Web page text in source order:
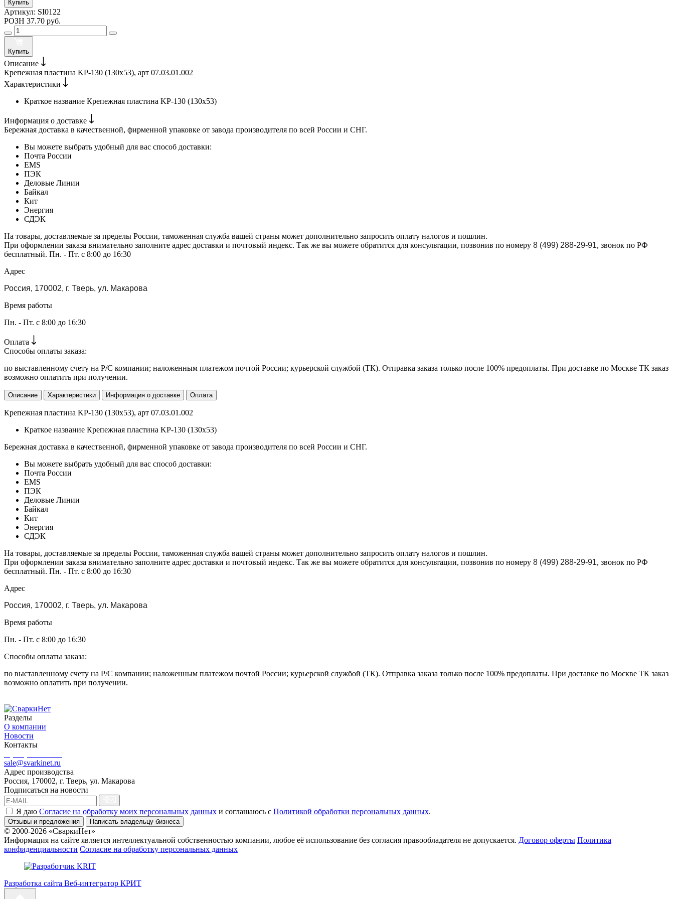
Купить
Артикул: SI0122
РОЗН 37.70 руб.
Купить
Описание
Крепежная пластина KP-130 (130х53), арт 07.03.01.002
Характеристики
Краткое название Крепежная пластина KP-130 (130х53)
Информация о доставке
Бережная доставка в качественной, фирменной упаковке от завода производителя по всей России и СНГ.
Вы можете выбрать удобный для вас способ доставки:
Почта России
EMS
ПЭК
Деловые Линии
Байкал
Кит
Энергия
СДЭК
На товары, доставляемые за пределы России, таможенная служба вашей страны может дополнительно запросить оплату налогов и пошлин.
При оформлении заказа внимательно заполните адрес доставки и почтовый индекс. Так же вы можете обратится для консультации, позвонив по номеру 8 (499) 288-29-91, звонок по РФ
бесплатный. Пн. - Пт. с 8:00 до 16:30
Адрес
Россия, 170002, г. Тверь, ул. Макарова
Время работы
Пн. - Пт. с 8:00 до 16:30
Оплата
Способы оплаты заказа:
по выставленному счету на Р/С компании; наложенным платежом почтой России; курьерской службой (ТК). Отправка заказа только после 100% предоплаты. При доставке по Москве ТК заказ
возможно оплатить при получении.
Описание Характеристики Информация о доставке Оплата
Крепежная пластина KP-130 (130х53), арт 07.03.01.002
Краткое название Крепежная пластина KP-130 (130х53)
Бережная доставка в качественной, фирменной упаковке от завода производителя по всей России и СНГ.
Вы можете выбрать удобный для вас способ доставки:
Почта России
EMS
ПЭК
Деловые Линии
Байкал
Кит
Энергия
СДЭК
На товары, доставляемые за пределы России, таможенная служба вашей страны может дополнительно запросить оплату налогов и пошлин.
При оформлении заказа внимательно заполните адрес доставки и почтовый индекс. Так же вы можете обратится для консультации, позвонив по номеру 8 (499) 288-29-91, звонок по РФ
бесплатный. Пн. - Пт. с 8:00 до 16:30
Адрес
Россия, 170002, г. Тверь, ул. Макарова
Время работы
Пн. - Пт. с 8:00 до 16:30
Способы оплаты заказа:
по выставленному счету на Р/С компании; наложенным платежом почтой России; курьерской службой (ТК). Отправка заказа только после 100% предоплаты. При доставке по Москве ТК заказ
возможно оплатить при получении.
Разделы
О компании
Новости
Контакты
sale@svarkinet.ru
Адрес производства
Россия, 170002, г. Тверь, ул. Макарова
Подписаться на новости
Я даю Согласие на обработку моих персональных данных и соглашаюсь c Политикой обработки персональных данных.
Отзывы и предложения Написать владельцу бизнеса
© 2000-2026 «СваркиНет»
Информация на сайте является интеллектуальной собственностью компании, любое её использование без согласия правообладателя не допускается. Договор оферты Политика
конфиденциальности Согласие на обработку персональных данных
Разработка сайта Веб-интегратор КРИТ